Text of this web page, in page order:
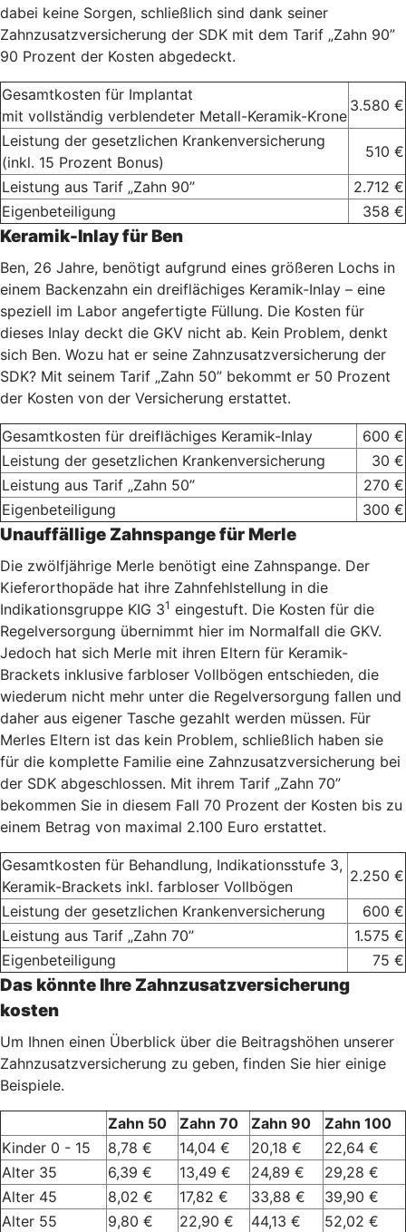
dabei keine Sorgen, schließlich sind dank seiner
Zahnzusatzversicherung der SDK mit dem Tarif „Zahn 90”
90 Prozent der Kosten abgedeckt.
Gesamtkosten für Implantat
mit vollständig verblendeter Metall-Keramik-Krone
3.580 €
Leistung der gesetzlichen Krankenversicherung
(inkl. 15 Prozent Bonus)
510 €
Leistung aus Tarif „Zahn 90”
2.712 €
Eigenbeteiligung
358 €
Keramik-Inlay für Ben
Ben, 26 Jahre, benötigt aufgrund eines größeren Lochs in
einem Backenzahn ein dreiflächiges Keramik-Inlay – eine
speziell im Labor angefertigte Füllung. Die Kosten für
dieses Inlay deckt die GKV nicht ab. Kein Problem, denkt
sich Ben. Wozu hat er seine Zahnzusatzversicherung der
SDK? Mit seinem Tarif „Zahn 50” bekommt er 50 Prozent
der Kosten von der Versicherung erstattet.
Gesamtkosten für dreiflächiges Keramik-Inlay
600 €
Leistung der gesetzlichen Krankenversicherung
30 €
Leistung aus Tarif „Zahn 50”
270 €
Eigenbeteiligung
300 €
Unauffällige Zahnspange für Merle
Die zwölfjährige Merle benötigt eine Zahnspange. Der
Kieferorthopäde hat ihre Zahnfehlstellung in die
Indikationsgruppe KIG 31 eingestuft. Die Kosten für die
Regelversorgung übernimmt hier im Normalfall die GKV.
Jedoch hat sich Merle mit ihren Eltern für Keramik-
Brackets inklusive farbloser Vollbögen entschieden, die
wiederum nicht mehr unter die Regelversorgung fallen und
daher aus eigener Tasche gezahlt werden müssen. Für
Merles Eltern ist das kein Problem, schließlich haben sie
für die komplette Familie eine Zahnzusatzversicherung bei
der SDK abgeschlossen. Mit ihrem Tarif „Zahn 70”
bekommen Sie in diesem Fall 70 Prozent der Kosten bis zu
einem Betrag von maximal 2.100 Euro erstattet.
Gesamtkosten für Behandlung, Indikationsstufe 3,
Keramik-Brackets inkl. farbloser Vollbögen
2.250 €
Leistung der gesetzlichen Krankenversicherung
600 €
Leistung aus Tarif „Zahn 70”
1.575 €
Eigenbeteiligung
75 €
Das könnte Ihre Zahnzusatzversicherung
kosten
Um Ihnen einen Überblick über die Beitragshöhen unserer
Zahnzusatzversicherung zu geben, finden Sie hier einige
Beispiele.
Zahn 50 Zahn 70 Zahn 90
Zahn 100
Kinder 0 - 15
8,78 € 14,04 € 20,18 €
22,64 €
Alter 35
6,39 € 13,49 € 24,89 €
29,28 €
Alter 45
8,02 € 17,82 € 33,88 €
39,90 €
Alter 55
9,80 € 22,90 € 44,13 €
52,02 €